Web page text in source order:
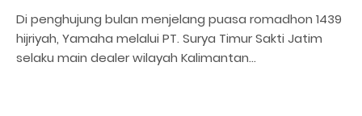
Di penghujung bulan menjelang puasa romadhon 1439
hijriyah, Yamaha melalui PT. Surya Timur Sakti Jatim
selaku main dealer wilayah Kalimantan…